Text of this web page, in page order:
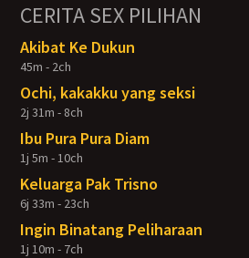
CERITA SEX PILIHAN
Akibat Ke Dukun
45m - 2ch
Ochi, kakakku yang seksi
2j 31m - 8ch
Ibu Pura Pura Diam
1j 5m - 10ch
Keluarga Pak Trisno
6j 33m - 23ch
Ingin Binatang Peliharaan
1j 10m - 7ch